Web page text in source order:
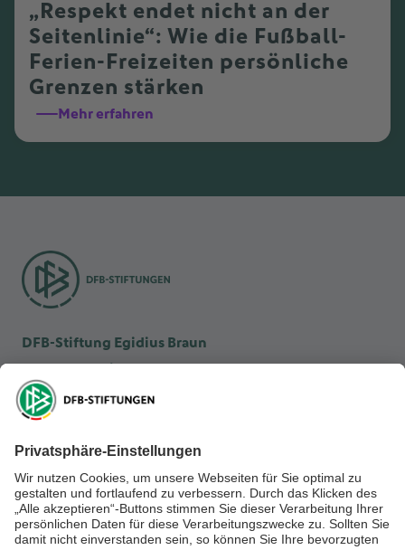
„Respekt endet nicht an der
Seitenlinie“: Wie die Fußball-
Ferien-Freizeiten persönliche
Grenzen stärken
Mehr erfahren
DFB-Stiftung Egidius Braun
DFB-Stiftung Sepp Herberger
NEWSLETTER ABONNIEREN